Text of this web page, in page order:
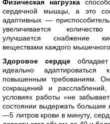
Физическая нагрузка
сердечной мышцы, а это
адаптивных —
увеличивается
улучшается снабжение
веществами каждого мышечного
Здоровое сердце
идеально адаптироваться
повышенным требованиям.
сокращений и
условиях работы «не
состоянии выдержать большие
—5 литров крови в минуту,